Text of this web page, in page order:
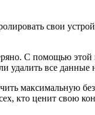
свои
С помощью
удалить все данные
максимальную
кто ценит свою